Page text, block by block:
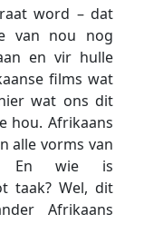
word – dat
van nou nog
en vir hulle
films wat
wat ons dit
hou. Afrikaans
alle vorms van
En wie is
taak? Wel, dit
Afrikaans